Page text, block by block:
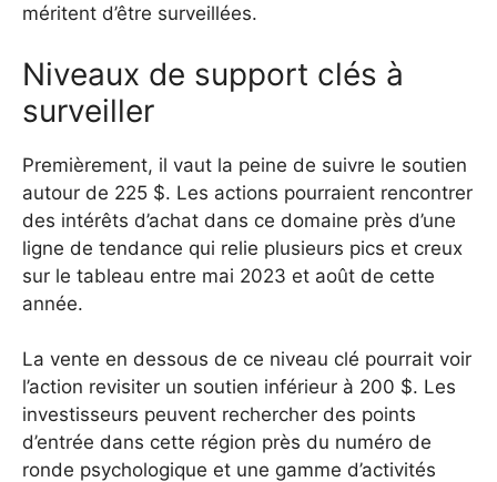
méritent d’être surveillées.
Niveaux de support clés à
surveiller
Premièrement, il vaut la peine de suivre le soutien
autour de 225 $. Les actions pourraient rencontrer
des intérêts d’achat dans ce domaine près d’une
ligne de tendance qui relie plusieurs pics et creux
sur le tableau entre mai 2023 et août de cette
année.
La vente en dessous de ce niveau clé pourrait voir
l’action revisiter un soutien inférieur à 200 $. Les
investisseurs peuvent rechercher des points
d’entrée dans cette région près du numéro de
ronde psychologique et une gamme d’activités